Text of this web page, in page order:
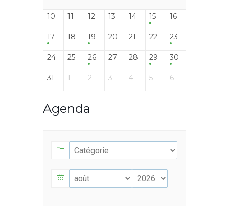
10 11 12 13 14 15 16
17 18 19 20 21 22 23
24 25 26 27 28 29 30
31 1 2 3 4 5 6
Agenda